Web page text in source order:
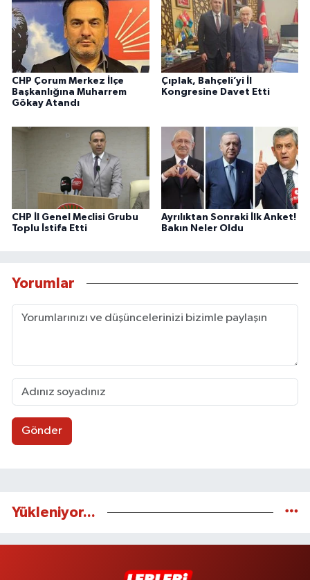
CHP Çorum Merkez İlçe
Başkanlığına Muharrem
Gökay Atandı
Çıplak, Bahçeli’yi İl
Kongresine Davet Etti
CHP İl Genel Meclisi Grubu
Toplu İstifa Etti
Ayrılıktan Sonraki İlk Anket!
Bakın Neler Oldu
Yorumlar
Gönder
Yükleniyor...